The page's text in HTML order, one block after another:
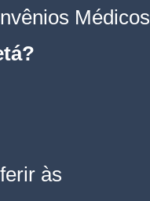
Médicos
?
às